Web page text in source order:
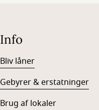
Info
Bliv låner
Gebyrer & erstatninger
Brug af lokaler